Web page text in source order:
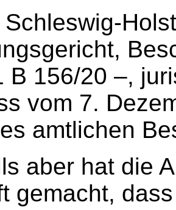
B 156/20 –,
vom 7.
amtlichen
aber hat die
gemacht,